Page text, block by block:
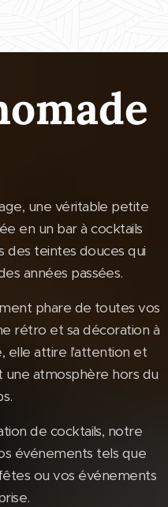
une véritable petite
en un bar à cocktails
des teintes douces qui
années passées.
phare de toutes vos
rétro et sa décoration à
elle attire l'attention et
une atmosphère hors du
de cocktails, notre
événements tels que
ou vos événements